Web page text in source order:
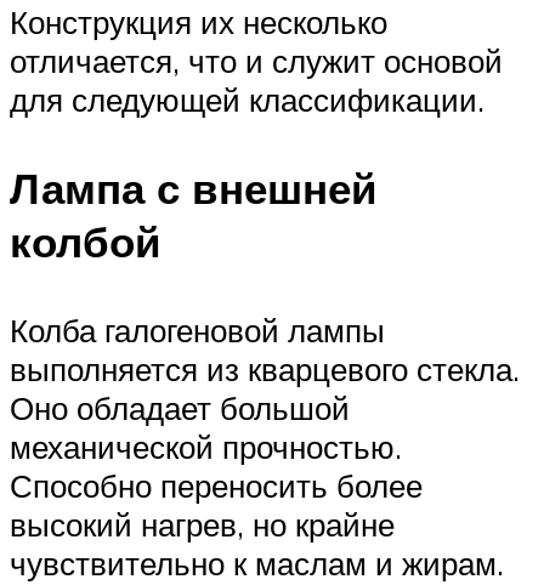
Конструкция их несколько
отличается, что и служит основой
для следующей классификации.
Лампа с внешней
колбой
Колба галогеновой лампы
выполняется из кварцевого стекла.
Оно обладает большой
механической прочностью.
Способно переносить более
высокий нагрев, но крайне
чувствительно к маслам и жирам.